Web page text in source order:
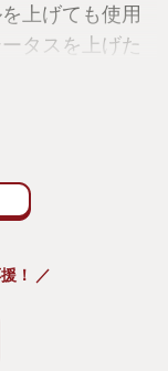
上げても使用
タスを上げた
、どうすれば
たような高難
of P』に触れ
いていたが、
！ ／